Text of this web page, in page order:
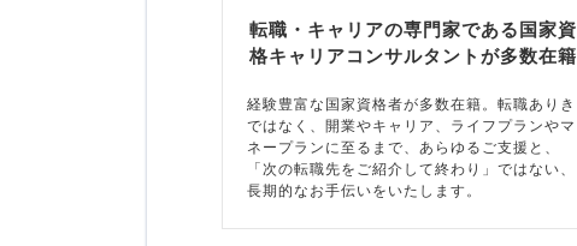
転職・キャリアの専門家である国家資
格キャリアコンサルタントが多数在籍
経験豊富な国家資格者が多数在籍。転職ありき
ではなく、開業やキャリア、ライフプランやマ
ネープランに至るまで、あらゆるご支援と、
「次の転職先をご紹介して終わり」ではない、
長期的なお手伝いをいたします。